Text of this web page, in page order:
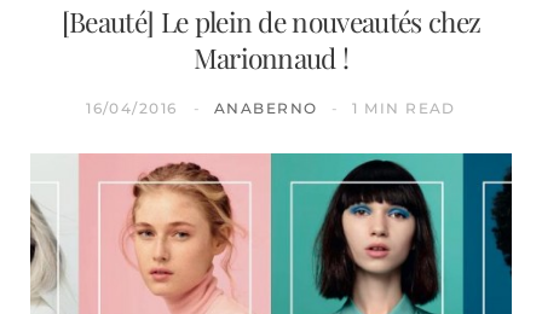
[Beauté] Le plein de nouveautés chez
Marionnaud !
16/04/2016 ANABERNO 1 MIN READ